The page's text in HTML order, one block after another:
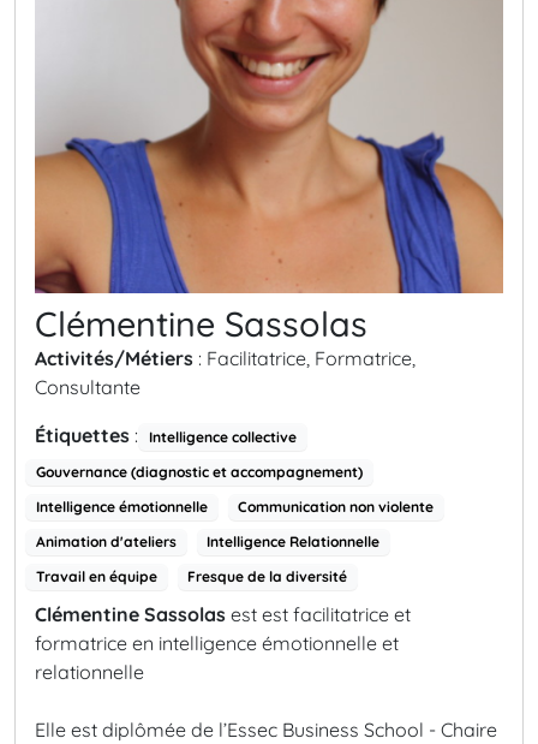
Clémentine Sassolas
Activités/Métiers : Facilitatrice, Formatrice,
Consultante
Étiquettes :
Intelligence collective
Gouvernance (diagnostic et accompagnement)
Intelligence émotionnelle
Communication non violente
Animation d'ateliers
Intelligence Relationnelle
Travail en équipe
Fresque de la diversité
Clémentine Sassolas est est facilitatrice et
formatrice en intelligence émotionnelle et
relationnelle
Elle est diplômée de l’Essec Business School - Chaire